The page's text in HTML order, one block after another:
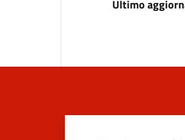
Ultimo